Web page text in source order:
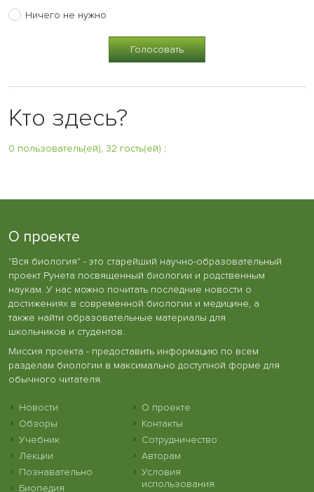
Ничего не нужно
Кто здесь?
0 пользователь(ей), 32 гость(ей) :
О проекте
"Вся биология" - это старейший научно-образовательный
проект Рунета посвященный биологии и родственным
наукам. У нас можно почитать последние новости о
достижениях в современной биологии и медицине, а
также найти образовательные материалы для
школьников и студентов.
Миссия проекта - предоставить информацию по всем
разделам биологии в максимально доступной форме для
обычного читателя.
Новости
Обзоры
Учебник
Лекции
Познавательно
Биопедия
О проекте
Контакты
Сотрудничество
Авторам
Условия
использования